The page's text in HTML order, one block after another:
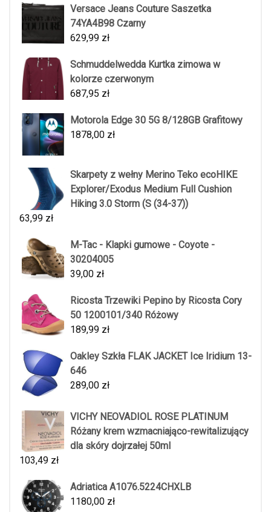
Versace Jeans Couture Saszetka
74YA4B98 Czarny
629,99 zł
Schmuddelwedda Kurtka zimowa w
kolorze czerwonym
687,95 zł
Motorola Edge 30 5G 8/128GB Grafitowy
1878,00 zł
Skarpety z wełny Merino Teko ecoHIKE
Explorer/Exodus Medium Full Cushion
Hiking 3.0 Storm (S (34-37))
63,99 zł
M-Tac - Klapki gumowe - Coyote -
30204005
39,00 zł
Ricosta Trzewiki Pepino by Ricosta Cory
50 1200101/340 Różowy
189,99 zł
Oakley Szkła FLAK JACKET Ice Iridium 13-
646
289,00 zł
VICHY NEOVADIOL ROSE PLATINUM
Różany krem wzmacniająco-rewitalizujący
dla skóry dojrzałej 50ml
103,49 zł
Adriatica A1076.5224CHXLB
1180,00 zł